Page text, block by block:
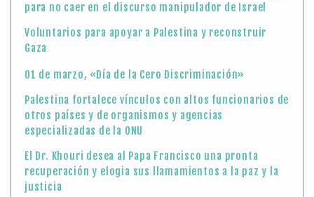
para no caer en el discurso manipulador de Israel
Voluntarios para apoyar a Palestina y reconstruir
Gaza
01 de marzo, «Día de la Cero Discriminación»
Palestina fortalece vínculos con altos funcionarios de
otros países y de organismos y agencias
especializadas de la ONU
El Dr. Khouri desea al Papa Francisco una pronta
recuperación y elogia sus llamamientos a la paz y la
justicia